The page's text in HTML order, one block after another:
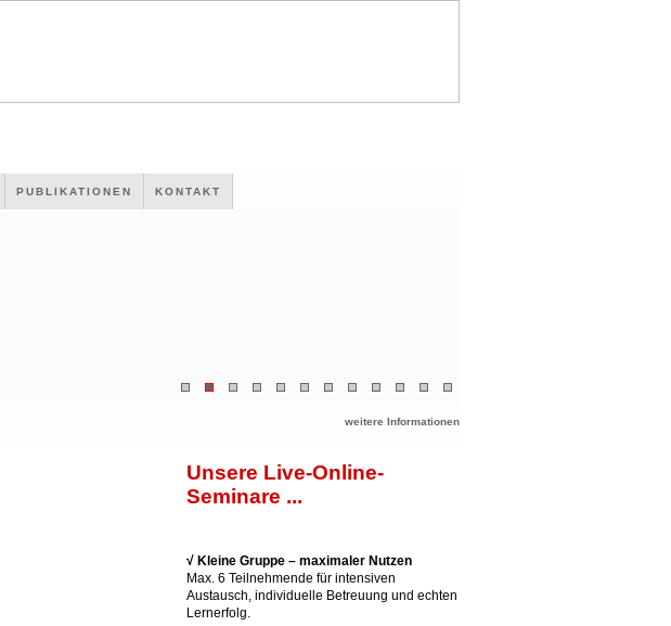
PUBLIKATIONEN KONTAKT
weitere Informationen
Unsere Live-Online-
Seminare ...
√ Kleine Gruppe – maximaler Nutzen
Max. 6 Teilnehmende für intensiven
Austausch, individuelle Betreuung und echten
Lernerfolg.